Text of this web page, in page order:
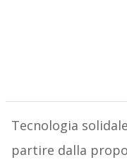
Tecnologia
partire dalla